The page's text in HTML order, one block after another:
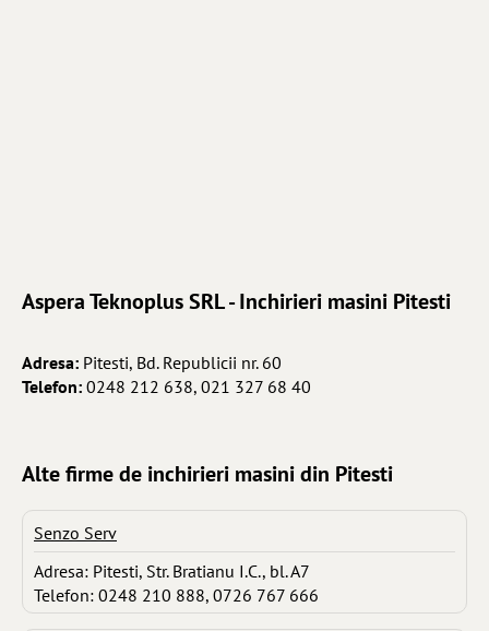
Aspera Teknoplus SRL - Inchirieri masini Pitesti
Adresa: Pitesti, Bd. Republicii nr. 60
Telefon: 0248 212 638, 021 327 68 40
Alte firme de inchirieri masini din Pitesti
Senzo Serv
Adresa: Pitesti, Str. Bratianu I.C., bl. A7
Telefon: 0248 210 888, 0726 767 666